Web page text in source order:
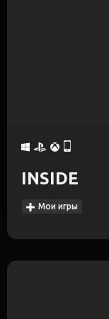
INSIDE
Мои игры